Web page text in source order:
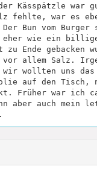
Kässpätzle war
fehlte, war es
Bun vom Burger
wie ein
Ende gebacken
allem Salz.
wir wollten uns
auf den Tisch,
Früher war ich
aber auch mein